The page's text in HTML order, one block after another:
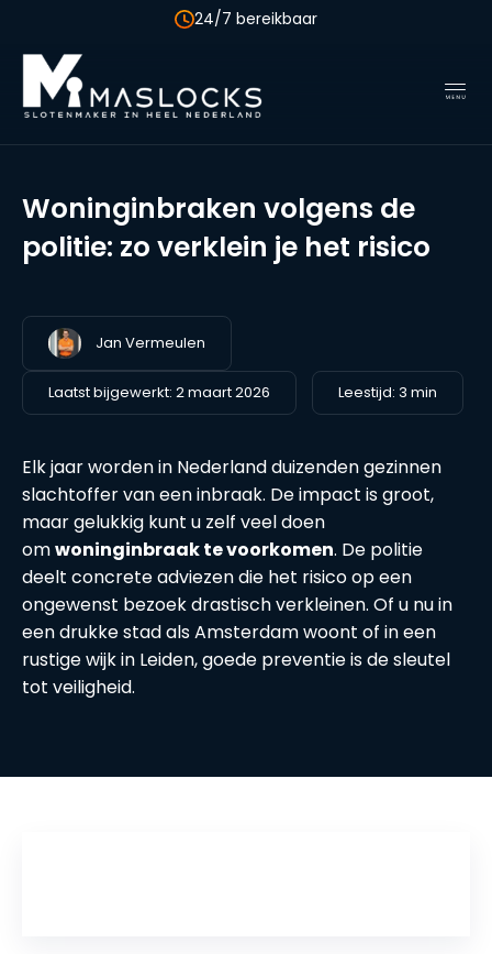
24/7 bereikbaar
Woninginbraken volgens de
politie: zo verklein je het risico
Jan Vermeulen
Laatst bijgewerkt: 2 maart 2026 Leestijd: 3 min
Elk jaar worden in Nederland duizenden gezinnen
slachtoffer van een inbraak. De impact is groot,
maar gelukkig kunt u zelf veel doen
omwoninginbraak te voorkomen. De politie
deelt concrete adviezen die het risico op een
ongewenst bezoek drastisch verkleinen. Of u nu in
een drukke stad als Amsterdam woont of in een
rustige wijk in Leiden, goede preventie is de sleutel
tot veiligheid.